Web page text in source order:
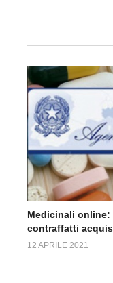
Medicinali
contraffatti
12 APRILE 2021